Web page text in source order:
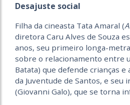
Desajuste social
Filha da cineasta Tata Amaral (
diretora Caru Alves de Souza
anos, seu primeiro longa-
sobre o relacionamento entre
Batata) que defende crianças e
da Juventude de Santos, e seu
(Giovanni Galo), que se torna